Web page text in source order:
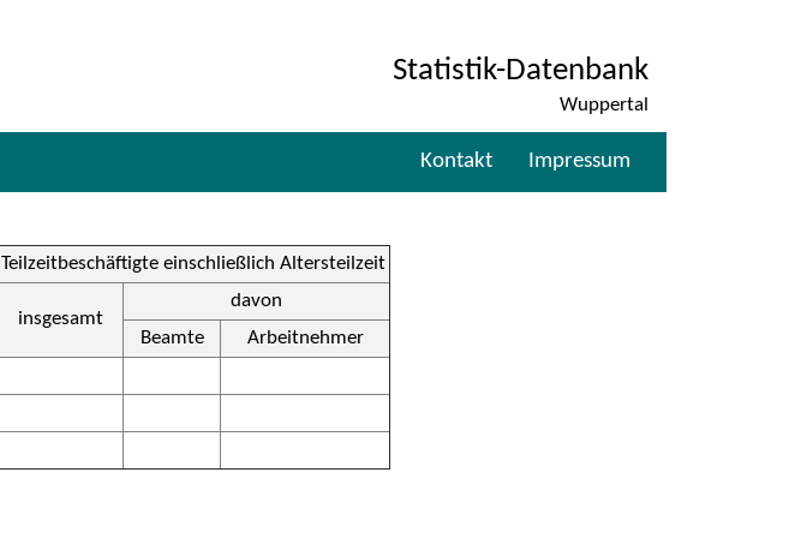
Statistik-Datenbank
Wuppertal
Kontakt Impressum
Teilzeitbeschäftigte einschließlich Altersteilzeit
insgesamt
davon
Beamte
Arbeitnehmer